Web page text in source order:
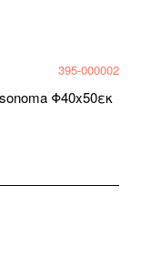
395-000002
Φ40x50εκ